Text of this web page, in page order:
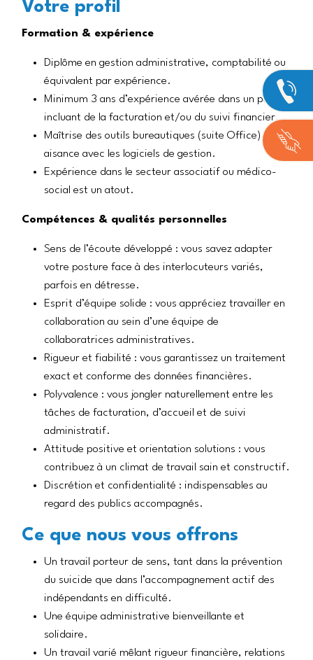
Votre profil
Formation & expérience
Diplôme en gestion administrative, comptabilité ou
équivalent par expérience.
Minimum 3 ans d’expérience avérée dans un poste
incluant de la facturation et/ou du suivi financier.
Maîtrise des outils bureautiques (suite Office) et
aisance avec les logiciels de gestion.
Expérience dans le secteur associatif ou médico-
social est un atout.
Compétences & qualités personnelles
Sens de l’écoute développé : vous savez adapter
votre posture face à des interlocuteurs variés,
parfois en détresse.
Esprit d’équipe solide : vous appréciez travailler en
collaboration au sein d’une équipe de
collaboratrices administratives.
Rigueur et fiabilité : vous garantissez un traitement
exact et conforme des données financières.
Polyvalence : vous jongler naturellement entre les
tâches de facturation, d’accueil et de suivi
administratif.
Attitude positive et orientation solutions : vous
contribuez à un climat de travail sain et constructif.
Discrétion et confidentialité : indispensables au
regard des publics accompagnés.
Ce que nous vous offrons
Un travail porteur de sens, tant dans la prévention
du suicide que dans l’accompagnement actif des
indépendants en difficulté.
Une équipe administrative bienveillante et
solidaire.
Un travail varié mêlant rigueur financière, relations